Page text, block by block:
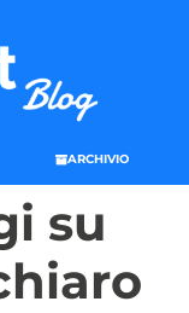
ARCHIVIO
su